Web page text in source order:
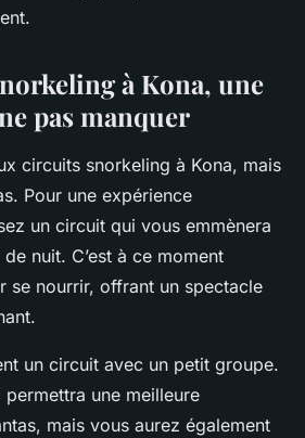
à Kona, une
pas manquer
circuits snorkeling à Kona, mais
Pour une expérience
un circuit qui vous emmènera
nuit. C’est à ce moment
se nourrir, offrant un spectacle
un circuit avec un petit groupe.
permettra une meilleure
mais vous aurez également